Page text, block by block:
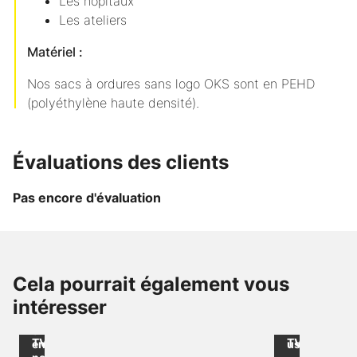
Les ateliers
Matériel :
Nos sacs à ordures sans logo OKS sont en PEHD
(polyéthylène haute densité).
Évaluations des clients
Pas encore d'évaluation
Cela pourrait également vous
intéresser
%
Sacs
à
en
de
CHF 725.00
/
1000
TVA
%
usages
CHF 160.00
TVA